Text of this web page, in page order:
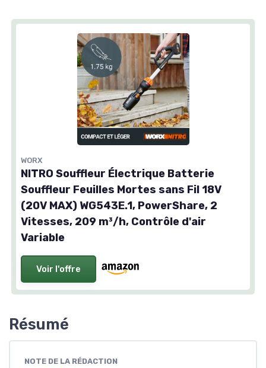
WORX
NITRO Souffleur Électrique Batterie
Souffleur Feuilles Mortes sans Fil 18V
(20V MAX) WG543E.1, PowerShare, 2
Vitesses, 209 m³/h, Contrôle d'air
Variable
Voir l'offre
Résumé
NOTE DE LA RÉDACTION